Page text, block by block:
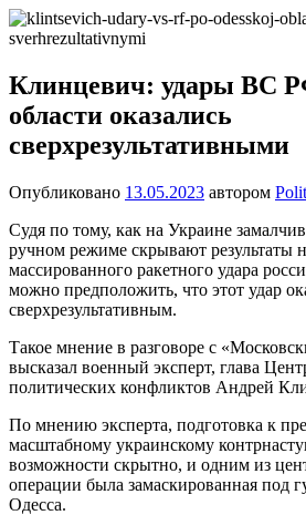
Перейти
к
Новости
Ещё
сайт
на
WordPress
Клинцевич: удары ВС
области оказались
сверхрезультативными
Опубликовано 13.05.2023 автором
Судя по тому, как на Украине
ручном режиме скрывают результаты
массированного ракетного удара
можно предположить, что этот удар
сверхрезультативным.
Такое мнение в разговоре с
высказал военный эксперт, глава
политических конфликтов Андрей
По мнению эксперта, подготовка к
масштабному украинскому
возможности скрытно, и одним из
операции была замаскированная под
Одесса.